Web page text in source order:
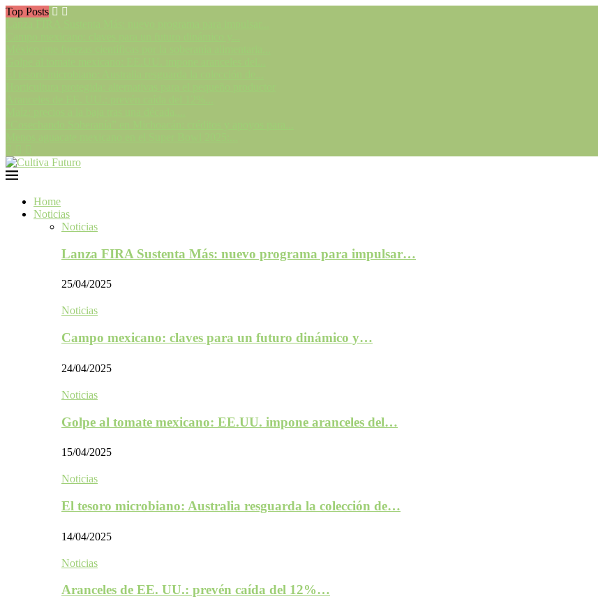
Top Posts
Home
Noticias
Noticias
Lanza FIRA Sustenta Más: nuevo programa para impulsar…
25/04/2025
Noticias
Campo mexicano: claves para un futuro dinámico y…
24/04/2025
Noticias
Golpe al tomate mexicano: EE.UU. impone aranceles del…
15/04/2025
Noticias
El tesoro microbiano: Australia resguarda la colección de…
14/04/2025
Noticias
Aranceles de EE. UU.: prevén caída del 12%…